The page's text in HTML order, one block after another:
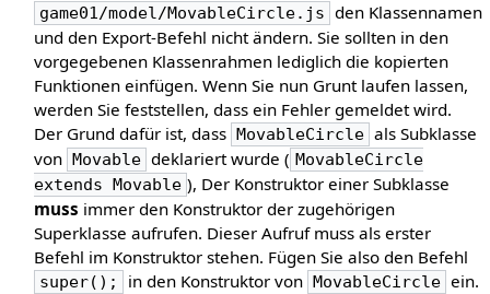
game01/model/MovableCircle.js den Klassennamen
und den Export-Befehl nicht ändern. Sie sollten in den
vorgegebenen Klassenrahmen lediglich die kopierten
Funktionen einfügen. Wenn Sie nun Grunt laufen lassen,
werden Sie feststellen, dass ein Fehler gemeldet wird.
Der Grund dafür ist, dass MovableCircle als Subklasse
von Movable deklariert wurde ( MovableCircle
extends Movable ), Der Konstruktor einer Subklasse
muss immer den Konstruktor der zugehörigen
Superklasse aufrufen. Dieser Aufruf muss als erster
Befehl im Konstruktor stehen. Fügen Sie also den Befehl
super(); in den Konstruktor von MovableCircle ein.